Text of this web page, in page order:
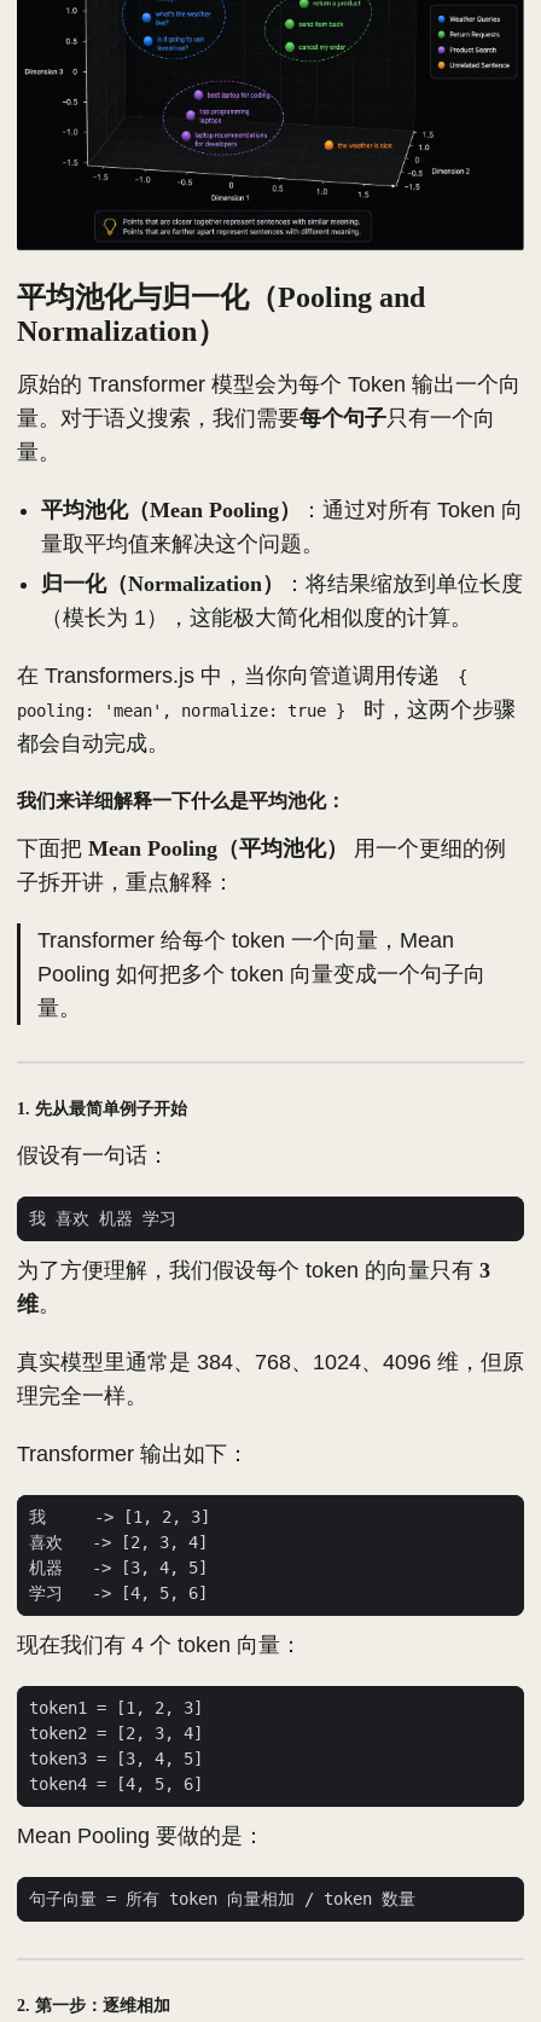
平均池化与归一化（Pooling and
Normalization）
原始的 Transformer 模型会为每个 Token 输出一个向
量。对于语义搜索，我们需要每个句子只有一个向
量。
平均池化（Mean Pooling）
：通过对所有 Token 向
量取平均值来解决这个问题。
归一化（Normalization）
：将结果缩放到单位长度
（模长为 1），这能极大简化相似度的计算。
在 Transformers.js 中，当你向管道调用传递
{
pooling: 'mean', normalize: true }
时，这两个步骤
都会自动完成。
我们来详细解释一下什么是平均池化：
下面把 Mean Pooling（平均池化）
用一个更细的例
子拆开讲，重点解释：
Transformer 给每个 token 一个向量，Mean
Pooling 如何把多个 token 向量变成一个句子向
量。
1. 先从最简单例子开始
假设有一句话：
为了方便理解，我们假设每个 token 的向量只有 3
维。
真实模型里通常是 384、768、1024、4096 维，但原
理完全一样。
Transformer 输出如下：
现在我们有 4 个 token 向量：
Mean Pooling 要做的是：
2. 第一步：逐维相加